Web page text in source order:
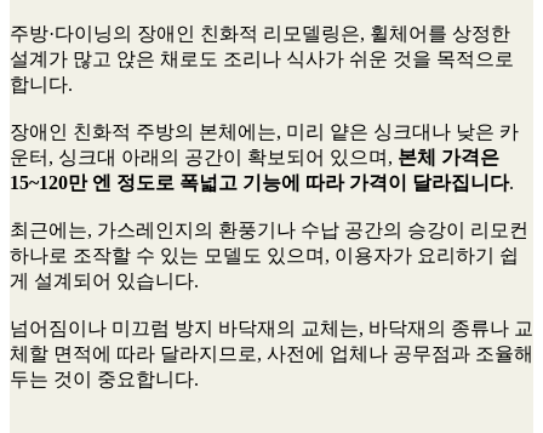
주방·다이닝의 장애인 친화적 리모델링은, 휠체어를 상정한
설계가 많고 앉은 채로도 조리나 식사가 쉬운 것을 목적으로
합니다.
장애인 친화적 주방의 본체에는, 미리 얕은 싱크대나 낮은 카
운터, 싱크대 아래의 공간이 확보되어 있으며, 본체 가격은
15~120만 엔 정도로 폭넓고 기능에 따라 가격이 달라집니다.
최근에는, 가스레인지의 환풍기나 수납 공간의 승강이 리모컨
하나로 조작할 수 있는 모델도 있으며, 이용자가 요리하기 쉽
게 설계되어 있습니다.
넘어짐이나 미끄럼 방지 바닥재의 교체는, 바닥재의 종류나 교
체할 면적에 따라 달라지므로, 사전에 업체나 공무점과 조율해
두는 것이 중요합니다.